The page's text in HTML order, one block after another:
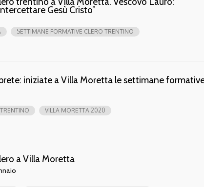
Gesù Cristo”
SETTIMANE FORMATIVE CLERO TRENTINO
iniziate a Villa Moretta le settimane
VILLA MORETTA 2020
a Villa Moretta